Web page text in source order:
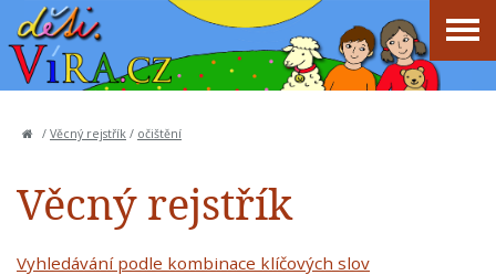
/ Věcný rejstřík / očištění
Věcný rejstřík
Vyhledávání podle kombinace klíčových slov